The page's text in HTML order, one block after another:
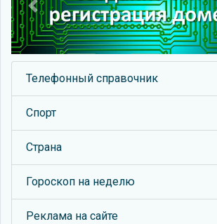
Previous
Телефонный справочник
Спорт
Страна
Гороскоп на неделю
Реклама на сайте